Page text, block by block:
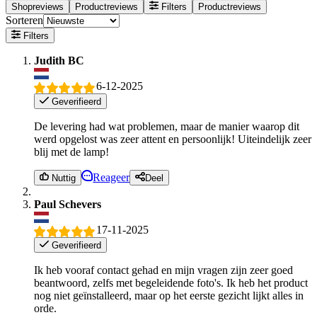
Shopreviews
Productreviews Filters Productreviews
Sorteren
Filters
Judith BC
6-12-2025
Geverifieerd
De levering had wat problemen, maar de manier waarop dit
werd opgelost was zeer attent en persoonlijk! Uiteindelijk zeer
blij met de lamp!
Nuttig Reageer Deel
Paul Schevers
17-11-2025
Geverifieerd
Ik heb vooraf contact gehad en mijn vragen zijn zeer goed
beantwoord, zelfs met begeleidende foto's. Ik heb het product
nog niet geïnstalleerd, maar op het eerste gezicht lijkt alles in
orde.